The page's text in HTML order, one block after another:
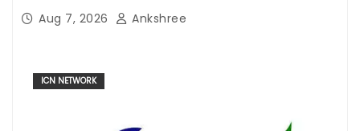
Aug 7, 2026 Ankshree
ICN NETWORK